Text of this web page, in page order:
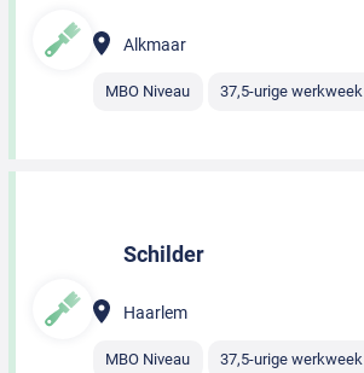
Alkmaar
MBO Niveau 37,5-urige werkweek
Schilder
Haarlem
MBO Niveau 37,5-urige werkweek